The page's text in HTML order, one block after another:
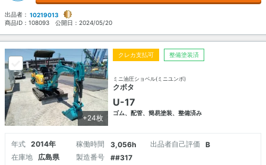
出品者： 10219013
商品ID： 108093 公開日： 2024/05/20
+24枚
クレカ支払可 整備塗装済
ミニ油圧ショベル(ミニユンボ)
クボタ
U-17
ゴム、配管、簡易塗装、整備済み
年式 2014年 稼働時間 3,056h 出品者自己評価
B
在庫地
広島県 製造番号 ##317